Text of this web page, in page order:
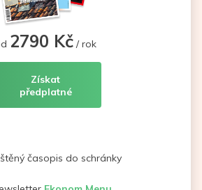
2790 Kč / rok
Získat
předplatné
časopis do schránky